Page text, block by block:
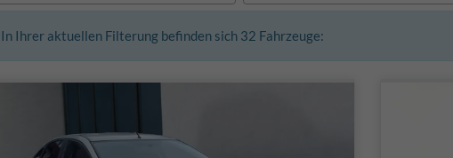
In Ihrer aktuellen Filterung befinden sich 32 Fahrzeuge: